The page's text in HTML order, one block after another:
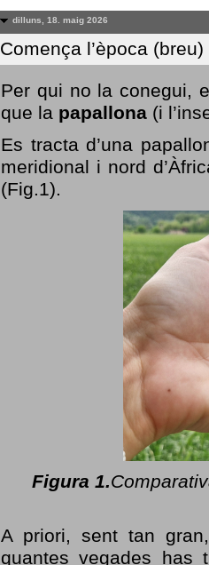
dilluns, 18. maig 2026
Comença l’època
Per qui no la conegui,
que la papallona (i
Es tracta d’una
meridional i nord
(Fig.1).
Figura 1.
A priori, sent tan
quantes vegades has